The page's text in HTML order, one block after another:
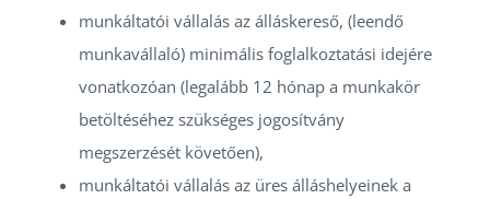
munkáltatói vállalás az álláskereső, (leendő
munkavállaló) minimális foglalkoztatási idejére
vonatkozóan (legalább 12 hónap a munkakör
betöltéséhez szükséges jogosítvány
megszerzését követően),
munkáltatói vállalás az üres álláshelyeinek a